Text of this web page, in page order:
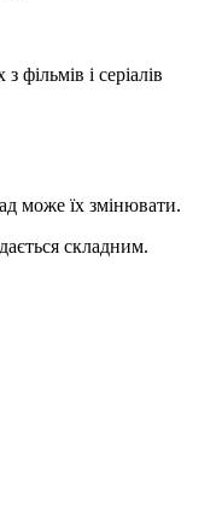
і серіалів
може їх змінювати.
складним.